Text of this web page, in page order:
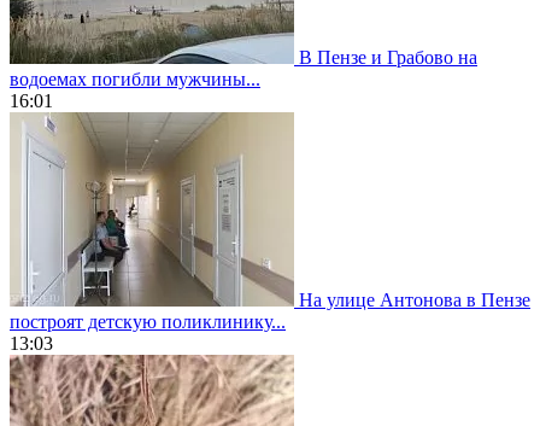
В Пензе и Грабово на
водоемах погибли мужчины...
16:01
На улице Антонова в Пензе
построят детскую поликлинику...
13:03